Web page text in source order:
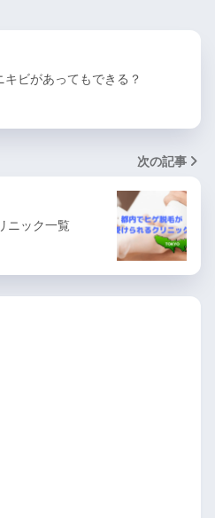
キビがあってもできる？
次の記事
ニック一覧